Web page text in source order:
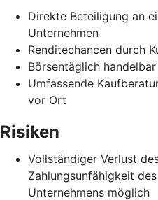
Direkte Beteiligung an
Unternehmen
Renditechancen durch
Börsentäglich handelbar
Umfassende
vor Ort
Risiken
Vollständiger Verlust
Zahlungsunfähigkeit
Unternehmens möglich